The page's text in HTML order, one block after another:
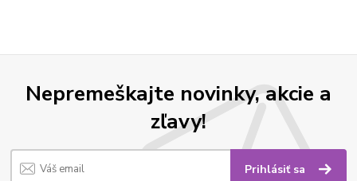
Nepremeškajte novinky, akcie a
zľavy!
Prihlásiť sa